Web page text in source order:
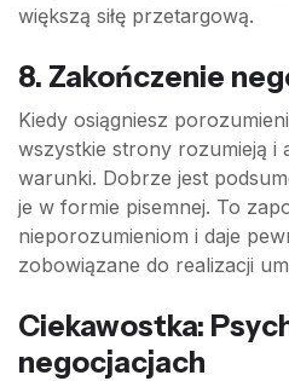
większą siłę przetargową.
8. Zakończenie
Kiedy osiągniesz
wszystkie strony rozumieją i
warunki. Dobrze jest
je w formie pisemnej. To
nieporozumieniom i daje
zobowiązane do realizacji
Ciekawostka:
negocjacjach